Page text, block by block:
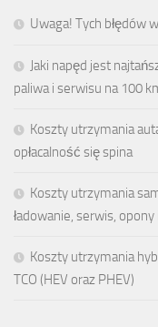
Uwaga! Tych błędów
Jaki napęd jest
paliwa i serwisu na 100
Koszty utrzymania
opłacalność się spina
Koszty utrzymania
ładowanie, serwis, opony
Koszty utrzymania
TCO (HEV oraz PHEV)